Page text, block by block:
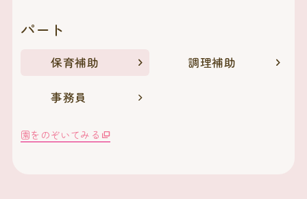
パート
保育補助 調理補助
事務員
園をのぞいてみる